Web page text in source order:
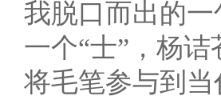
我脱口而出的一
一个“士”，杨
将毛笔参与到